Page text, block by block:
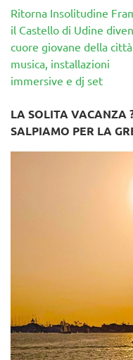
Navigazione
articoli
Ritorna Insolitudine
il Castello di Udine
cuore giovane della
musica, installazioni
immersive e dj set
LA SOLITA VACANZA
SALPIAMO PER LA